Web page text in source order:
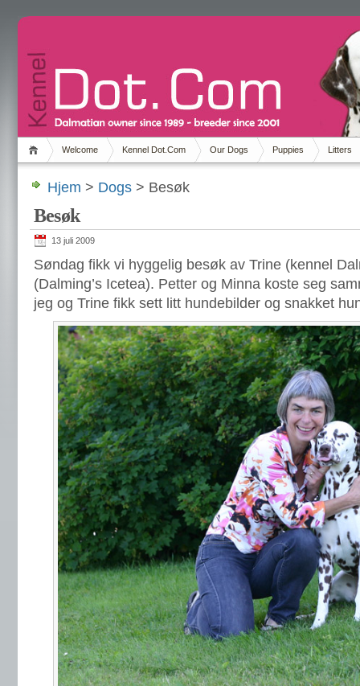
Welcome Kennel Dot.Com Our Dogs Puppies Litters
Hjem > Dogs > Besøk
Besøk
13 juli 2009
Søndag fikk vi hyggelig besøk av Trine (kennel
(Dalming’s Icetea). Petter og Minna koste seg
jeg og Trine fikk sett litt hundebilder og snakket